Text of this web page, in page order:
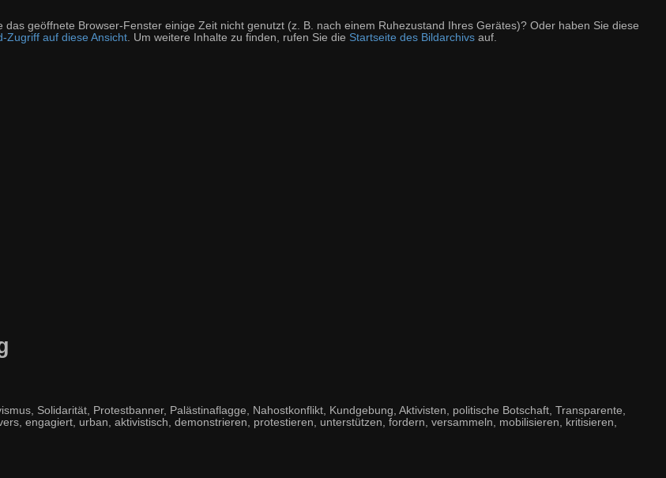
geöffnete Browser-Fenster einige Zeit nicht genutzt (z. B. nach einem Ruhezustand Ihres Gerätes)? Oder haben Sie diese
Zugriff auf diese Ansicht. Um weitere Inhalte zu finden, rufen Sie die Startseite des Bildarchivs auf.
Solidarität, Protestbanner, Palästinaflagge, Nahostkonflikt, Kundgebung, Aktivisten, politische Botschaft, Transparente,
engagiert, urban, aktivistisch, demonstrieren, protestieren, unterstützen, fordern, versammeln, mobilisieren, kritisieren,